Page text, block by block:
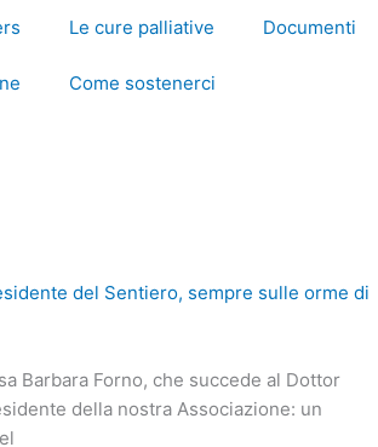
Le cure palliative Documenti
Come sostenerci
del Sentiero, sempre sulle orme di
Barbara Forno, che succede al Dottor
della nostra Associazione: un